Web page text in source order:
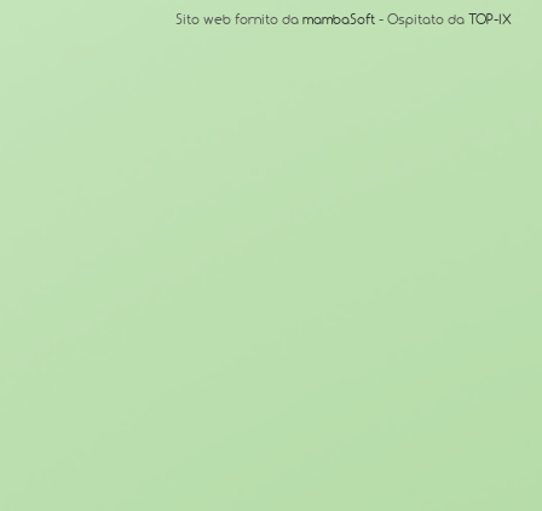
Sito web fornito da mambaSoft - Ospitato da TOP-IX